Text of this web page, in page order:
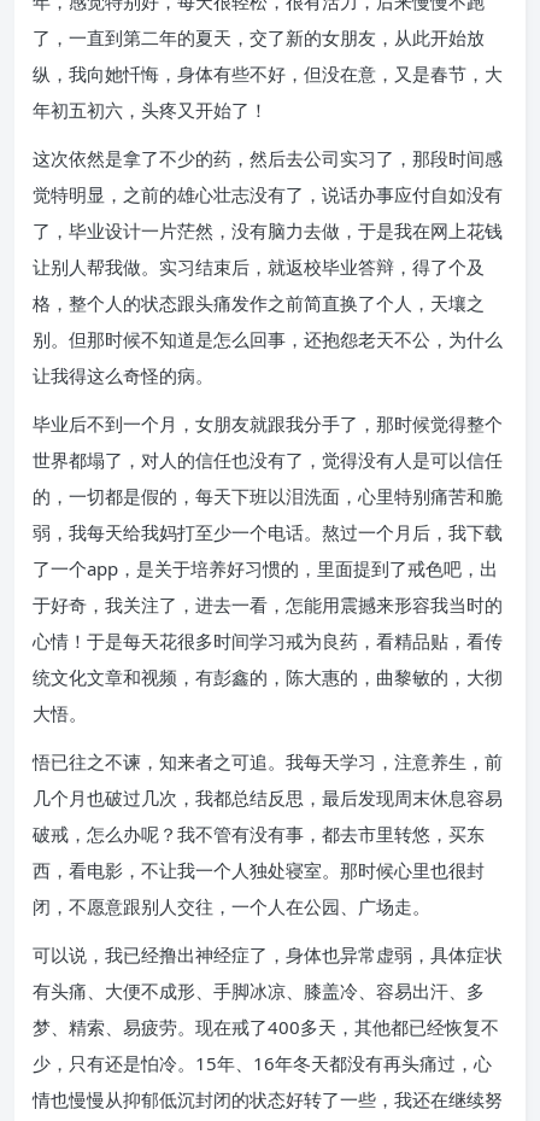
了，一直到第二年的夏天，交了新的女朋友，从此开始放
纵，我向她忏悔，身体有些不好，但没在意，又是春节，大
年初五初六，头疼又开始了！
这次依然是拿了不少的药，然后去公司实习了，那段时间感
觉特明显，之前的雄心壮志没有了，说话办事应付自如没有
了，毕业设计一片茫然，没有脑力去做，于是我在网上花钱
让别人帮我做。实习结束后，就返校毕业答辩，得了个及
格，整个人的状态跟头痛发作之前简直换了个人，天壤之
别。但那时候不知道是怎么回事，还抱怨老天不公，为什么
让我得这么奇怪的病。
毕业后不到一个月，女朋友就跟我分手了，那时候觉得整个
世界都塌了，对人的信任也没有了，觉得没有人是可以信任
的，一切都是假的，每天下班以泪洗面，心里特别痛苦和脆
弱，我每天给我妈打至少一个电话。熬过一个月后，我下载
了一个app，是关于培养好习惯的，里面提到了戒色吧，出
于好奇，我关注了，进去一看，怎能用震撼来形容我当时的
心情！于是每天花很多时间学习戒为良药，看精品贴，看传
统文化文章和视频，有彭鑫的，陈大惠的，曲黎敏的，大彻
大悟。
悟已往之不谏，知来者之可追。我每天学习，注意养生，前
几个月也破过几次，我都总结反思，最后发现周末休息容易
破戒，怎么办呢？我不管有没有事，都去市里转悠，买东
西，看电影，不让我一个人独处寝室。那时候心里也很封
闭，不愿意跟别人交往，一个人在公园、广场走。
可以说，我已经撸出神经症了，身体也异常虚弱，具体症状
有头痛、大便不成形、手脚冰凉、膝盖冷、容易出汗、多
梦、精索、易疲劳。现在戒了400多天，其他都已经恢复不
少，只有还是怕冷。15年、16年冬天都没有再头痛过，心
情也慢慢从抑郁低沉封闭的状态好转了一些，我还在继续努